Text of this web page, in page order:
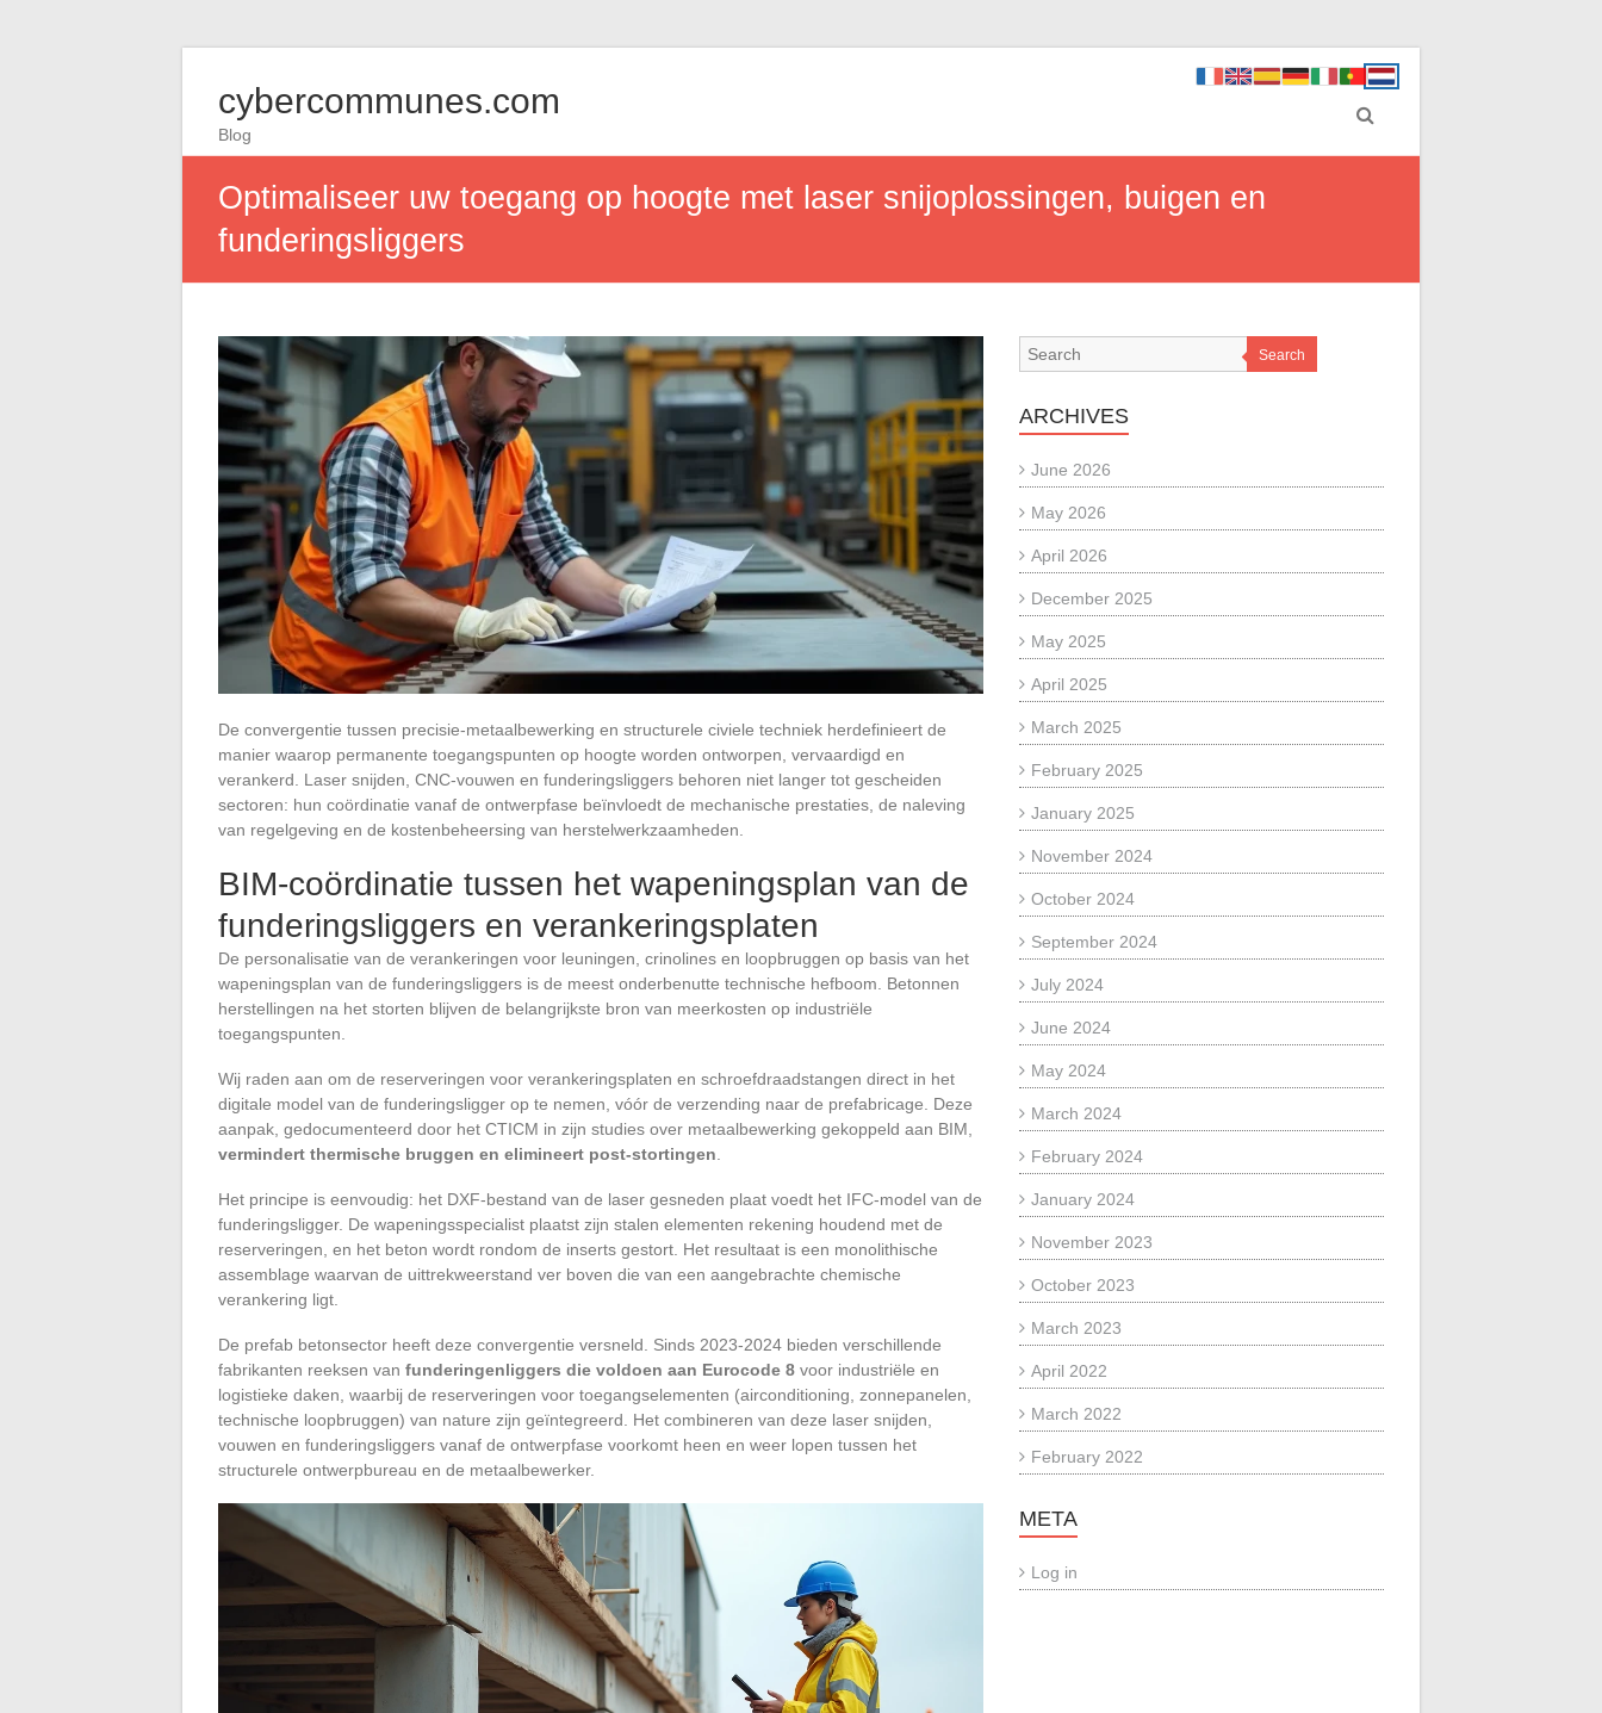
cybercommunes.com
Blog
Optimaliseer uw toegang op hoogte met laser snijoplossingen, buigen en
funderingsliggers
De convergentie tussen precisie-metaalbewerking en structurele civiele techniek herdefinieert de
manier waarop permanente toegangspunten op hoogte worden ontworpen, vervaardigd en
verankerd. Laser snijden, CNC-vouwen en funderingsliggers behoren niet langer tot gescheiden
sectoren: hun coördinatie vanaf de ontwerpfase beïnvloedt de mechanische prestaties, de naleving
van regelgeving en de kostenbeheersing van herstelwerkzaamheden.
BIM-coördinatie tussen het wapeningsplan van de
funderingsliggers en verankeringsplaten
De personalisatie van de verankeringen voor leuningen, crinolines en loopbruggen op basis van het
wapeningsplan van de funderingsliggers is de meest onderbenutte technische hefboom. Betonnen
herstellingen na het storten blijven de belangrijkste bron van meerkosten op industriële
toegangspunten.
Wij raden aan om de reserveringen voor verankeringsplaten en schroefdraadstangen direct in het
digitale model van de funderingsligger op te nemen, vóór de verzending naar de prefabricage. Deze
aanpak, gedocumenteerd door het CTICM in zijn studies over metaalbewerking gekoppeld aan BIM,
vermindert thermische bruggen en elimineert post-stortingen
Het principe is eenvoudig: het DXF-bestand van de laser gesneden plaat voedt het IFC-model van de
funderingsligger. De wapeningsspecialist plaatst zijn stalen elementen rekening houdend met de
reserveringen, en het beton wordt rondom de inserts gestort. Het resultaat is een monolithische
assemblage waarvan de uittrekweerstand ver boven die van een aangebrachte chemische
verankering ligt.
De prefab betonsector heeft deze convergentie versneld. Sinds 2023-2024 bieden verschillende
fabrikanten reeksen van funderingenliggers die voldoen aan Eurocode 8 voor industriële en
logistieke daken, waarbij de reserveringen voor toegangselementen (airconditioning, zonnepanelen,
technische loopbruggen) van nature zijn geïntegreerd. Het combineren van deze laser snijden,
vouwen en funderingsliggers vanaf de ontwerpfase voorkomt heen en weer lopen tussen het
structurele ontwerpbureau en de metaalbewerker.
Search
ARCHIVES
June 2026
May 2026
April 2026
December 2025
May 2025
April 2025
March 2025
February 2025
January 2025
November 2024
October 2024
September 2024
July 2024
June 2024
May 2024
March 2024
February 2024
January 2024
November 2023
October 2023
March 2023
April 2022
March 2022
February 2022
META
Log in